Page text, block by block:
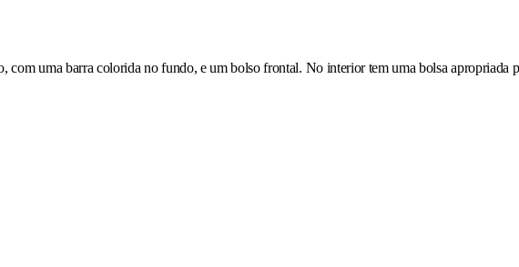
uma barra colorida no fundo, e um bolso frontal. No interior tem uma bolsa apropriada